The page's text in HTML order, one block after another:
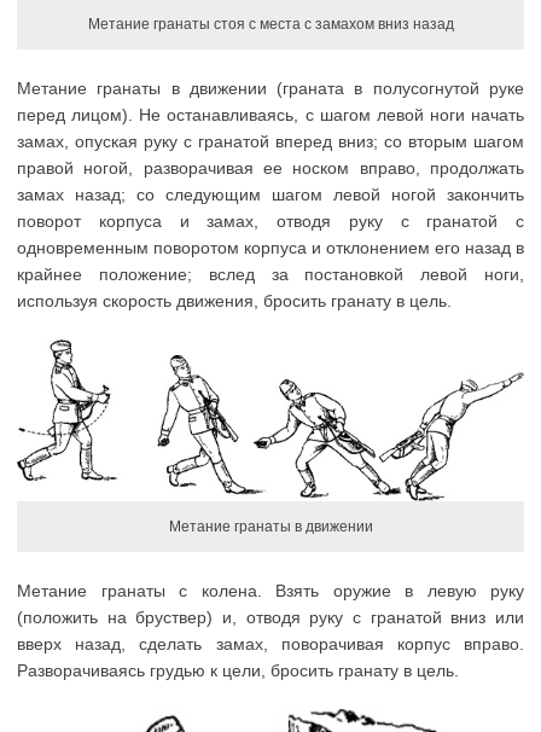
Метание гранаты стоя с места с замахом вниз назад
Метание гранаты в движении (граната в полусогнутой руке
перед лицом). Не останавливаясь, с шагом левой ноги начать
замах, опуская руку с гранатой вперед вниз; со вторым шагом
правой ногой, разворачивая ее носком вправо, продолжать
замах назад; со следующим шагом левой ногой закончить
поворот корпуса и замах, отводя руку с гранатой с
одновременным поворотом корпуса и отклонением его назад в
крайнее положение; вслед за постановкой левой ноги,
используя скорость движения, бросить гранату в цель.
Метание гранаты в движении
Метание гранаты с колена. Взять оружие в левую руку
(положить на бруствер) и, отводя руку с гранатой вниз или
вверх назад, сделать замах, поворачивая корпус вправо.
Разворачиваясь грудью к цели, бросить гранату в цель.